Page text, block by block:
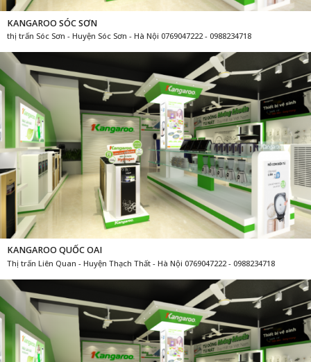
KANGAROO SÓC SƠN
thị trấn Sóc Sơn - Huyện Sóc Sơn - Hà Nội 0769047222 - 0988234718
KANGAROO QUỐC OAI
Thị trấn Liên Quan - Huyện Thạch Thất - Hà Nội 0769047222 - 0988234718